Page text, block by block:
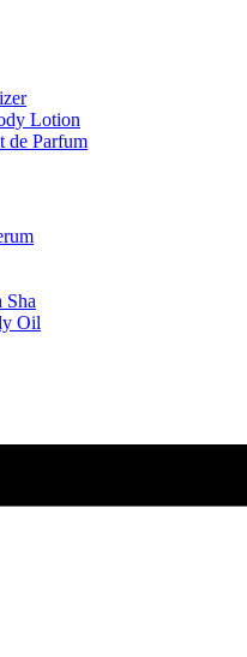
Lotion
de Parfum
Sha
Oil